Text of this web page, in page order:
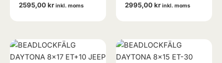
2595,00kr inkl. moms 2995,00kr inkl. moms